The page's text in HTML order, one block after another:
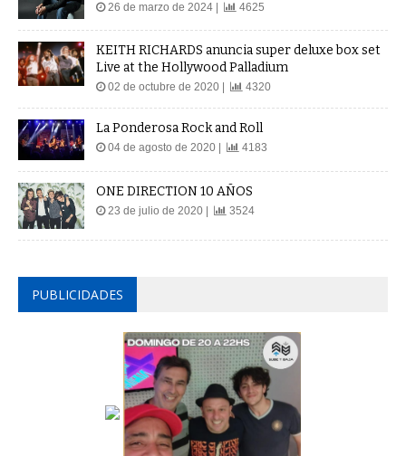
26 de marzo de 2024 | 4625
KEITH RICHARDS anuncia super deluxe box set
Live at the Hollywood Palladium
02 de octubre de 2020 | 4320
La Ponderosa Rock and Roll
04 de agosto de 2020 | 4183
ONE DIRECTION 10 AÑOS
23 de julio de 2020 | 3524
PUBLICIDADES